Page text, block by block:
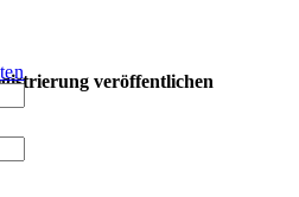
veröffentlichen